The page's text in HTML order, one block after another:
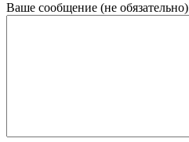
Ваше сообщение (не обязательно)